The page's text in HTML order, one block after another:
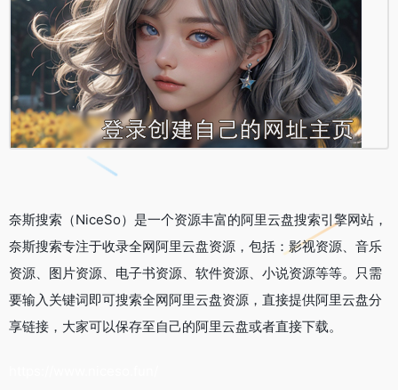
奈斯搜索（NiceSo）是一个资源丰富的阿里云盘搜索引擎网站，
奈斯搜索专注于收录全网阿里云盘资源，包括：影视资源、音乐
资源、图片资源、电子书资源、软件资源、小说资源等等。只需
要输入关键词即可搜索全网阿里云盘资源，直接提供阿里云盘分
享链接，大家可以保存至自己的阿里云盘或者直接下载。